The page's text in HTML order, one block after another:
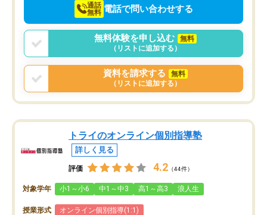
通話
無料 電話で問い合わせする
無料体験を申し込む
無料
（リストに追加する）
資料を請求する
無料
（リストに追加する）
トライのオンライン個別指導塾
詳しく見る
評価 4.2 （44件）
対象学年 小1～小6 中1～中3 高1～高3 浪人生
授業形式 オンライン個別指導(1:1)